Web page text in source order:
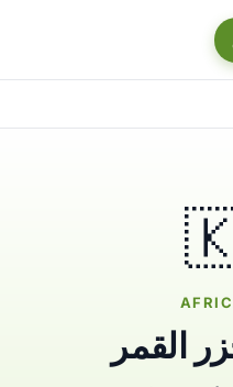
القمر